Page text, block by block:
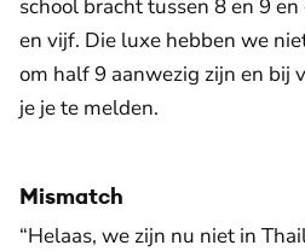
school bracht tussen 8 en 9
en vijf. Die luxe hebben we
om half 9 aanwezig zijn en bij
je je te melden.
Mismatch
“Helaas, we zijn nu niet in